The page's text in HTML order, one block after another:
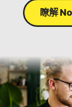
免費試用
登入
瞭解